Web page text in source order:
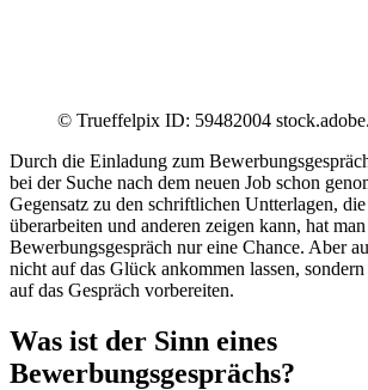
© Trueffelpix ID: 59482004
Durch die Einladung zum
bei der Suche nach dem neuen Job schon
Gegensatz zu den schriftlichen Untterlagen,
überarbeiten und anderen zeigen kann, hat
Bewerbungsgespräch nur eine Chance. Aber
nicht auf das Glück ankommen lassen,
auf das Gespräch vorbereiten.
Was ist der Sinn eines
Bewerbungsgesprächs?